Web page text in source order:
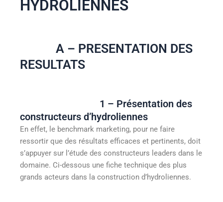
HYDROLIENNES
A – PRESENTATION DES
RESULTATS
1 – Présentation des
constructeurs d’hydroliennes
En effet, le benchmark marketing, pour ne faire
ressortir que des résultats efficaces et pertinents, doit
s’appuyer sur l’étude des constructeurs leaders dans le
domaine. Ci-dessous une fiche technique des plus
grands acteurs dans la construction d’hydroliennes.